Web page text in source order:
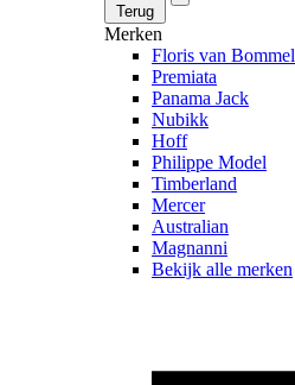
Terug
Merken
Floris van Bommel
Premiata
Panama Jack
Nubikk
Hoff
Philippe Model
Timberland
Mercer
Australian
Magnanni
Bekijk alle merken